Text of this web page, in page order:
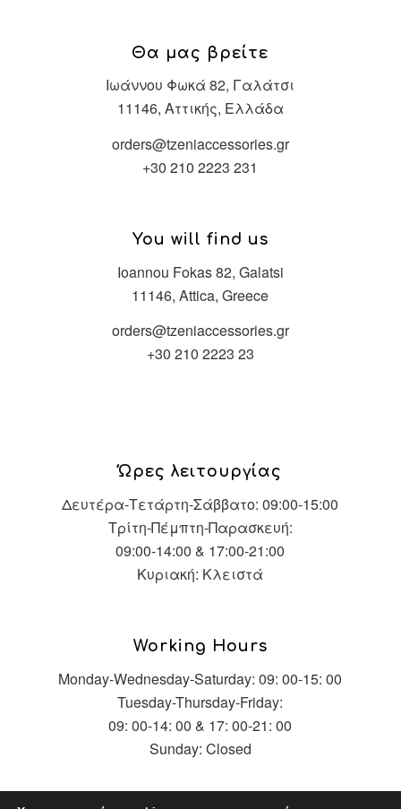
Θα μας βρείτε
Ιωάννου Φωκά 82, Γαλάτσι
11146, Αττικής, Ελλάδα
orders@tzeniaccessories.gr
+30 210 2223 231
You will find us
Ioannou Fokas 82, Galatsi
11146, Attica, Greece
orders@tzeniaccessories.gr
+30 210 2223 23
Ώρες λειτουργίας
Δευτέρα-Τετάρτη-Σάββατο: 09:00-15:00
Τρίτη-Πέμπτη-Παρασκευή:
09:00-14:00 & 17:00-21:00
Κυριακή: Κλειστά
Working Hours
Monday-Wednesday-Saturday: 09: 00-15: 00
Tuesday-Thursday-Friday:
09: 00-14: 00 & 17: 00-21: 00
Sunday: Closed